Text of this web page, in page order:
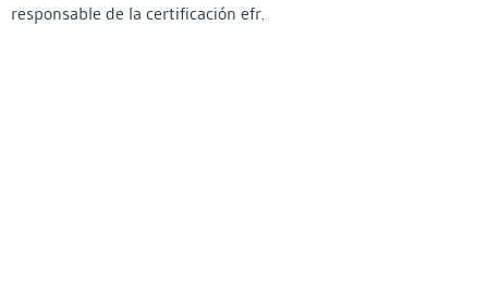
responsable de la certificación efr.